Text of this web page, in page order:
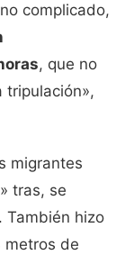
complicado,
, que no
tripulación»,
migrantes
tras, se
También hizo
metros de